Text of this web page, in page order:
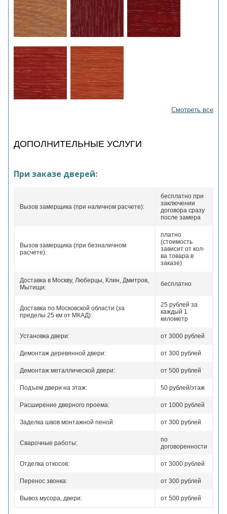
Смотреть все
ДОПОЛНИТЕЛЬНЫЕ УСЛУГИ
При заказе дверей:
Вызов замерщика (при наличном расчете):
бесплатно при
заключении
договора сразу
после замера
Вызов замерщика (при безналичном
расчете):
платно
(стоимость
зависит от кол-
ва товара в
заказе)
Доставка в Москву, Люберцы, Клин, Дмитров,
Мытищи:
бесплатно
Доставка по Московской области (за
пределы 25 км от МКАД):
25 рублей за
каждый 1
километр
Установка двери: от 3000 рублей
Демонтаж деревянной двери: от 300 рублей
Демонтаж металлической двери: от 500 рублей
Подъем двери на этаж: 50 рублей/этаж
Расширение дверного проема: от 1000 рублей
Заделка швов монтажной пеной: от 300 рублей
Сварочные работы:
по
договоренности
Отделка откосов: от 3000 рублей
Перенос звонка: от 300 рублей
Вывоз мусора, двери: от 500 рублей